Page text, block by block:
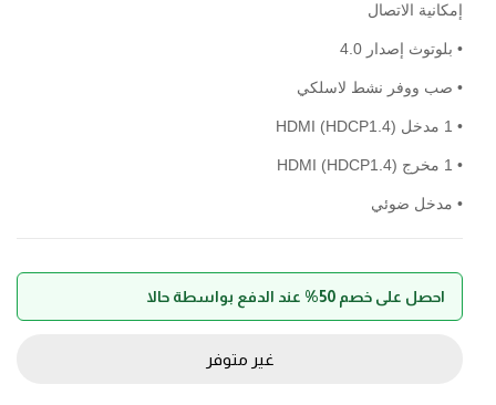
إمكانية الاتصال
• بلوتوث إصدار 4.0
• صب ووفر نشط لاسلكي
• 1 مدخل HDMI (HDCP1.4)
• 1 مخرج HDMI (HDCP1.4)
• مدخل ضوئي
احصل على خصم 50% عند الدفع بواسطة حالا
غير متوفر